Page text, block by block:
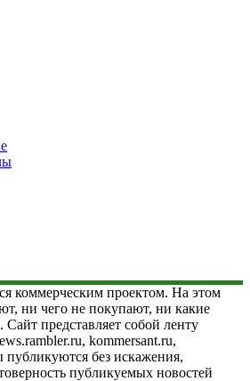
коммерческим проектом. На этом
ни чего не покупают, ни какие
представляет собой ленту
kommersant.ru,
без искажения,
публикуемых новостей